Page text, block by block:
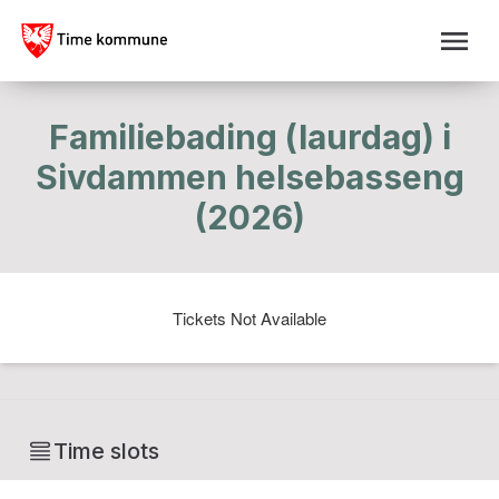
Familiebading (laurdag) i
Sivdammen helsebasseng
(2026)
Tickets Not Available
Time slots